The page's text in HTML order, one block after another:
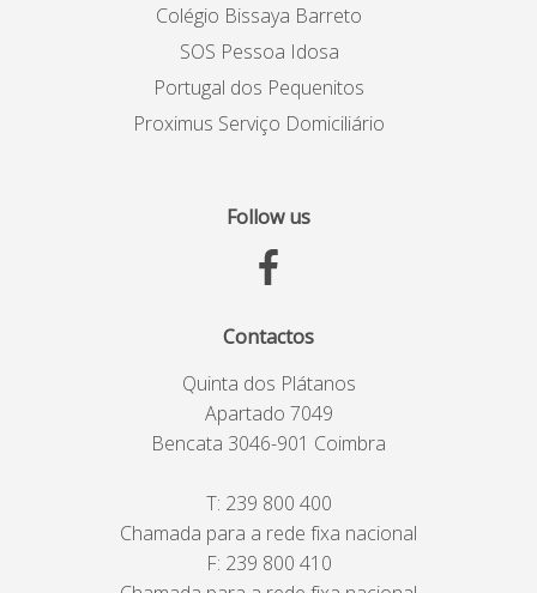
Colégio Bissaya Barreto
SOS Pessoa Idosa
Portugal dos Pequenitos
Proximus Serviço Domiciliário
Follow us
Contactos
Quinta dos Plátanos
Apartado 7049
Bencata 3046-901 Coimbra
T: 239 800 400
Chamada para a rede fixa nacional
F: 239 800 410